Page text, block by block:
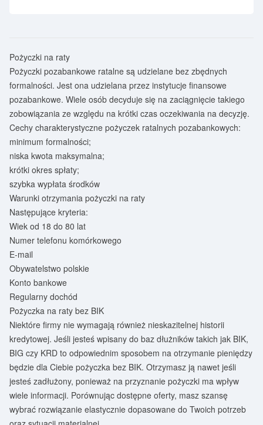
Pożyczki na raty
Pożyczki pozabankowe ratalne są udzielane bez zbędnych
formalności. Jest ona udzielana przez instytucje finansowe
pozabankowe. Wiele osób decyduje się na zaciągnięcie takiego
zobowiązania ze względu na krótki czas oczekiwania na decyzję.
Cechy charakterystyczne pożyczek ratalnych pozabankowych:
minimum formalności;
niska kwota maksymalna;
krótki okres spłaty;
szybka wypłata środków
Warunki otrzymania pożyczki na raty
Następujące kryteria:
Wiek od 18 do 80 lat
Numer telefonu komórkowego
E-mail
Obywatelstwo polskie
Konto bankowe
Regularny dochód
Pożyczka na raty bez BIK
Niektóre firmy nie wymagają również nieskazitelnej historii
kredytowej. Jeśli jesteś wpisany do baz dłużników takich jak BIK,
BIG czy KRD to odpowiednim sposobem na otrzymanie pieniędzy
będzie dla Ciebie pożyczka bez BIK. Otrzymasz ją nawet jeśli
jesteś zadłużony, ponieważ na przyznanie pożyczki ma wpływ
wiele informacji. Porównując dostępne oferty, masz szansę
wybrać rozwiązanie elastycznie dopasowane do Twoich potrzeb